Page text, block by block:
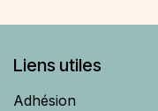
Liens utiles
Adhésion